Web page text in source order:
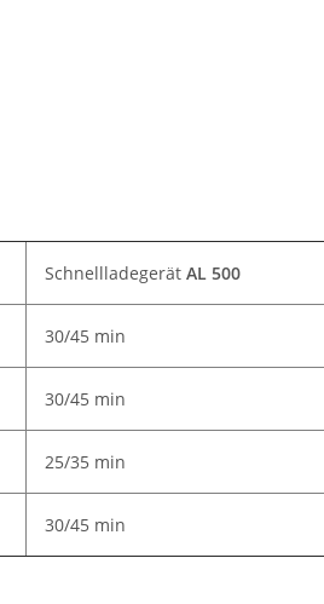
Schnellladegerät AL 500
30/45 min
30/45 min
25/35 min
30/45 min